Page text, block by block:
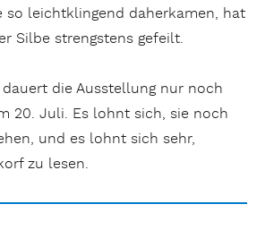
so leichtklingend daherkamen, hat
Silbe strengstens gefeilt.
dauert die Ausstellung nur noch
20. Juli. Es lohnt sich, sie noch
und es lohnt sich sehr,
zu lesen.